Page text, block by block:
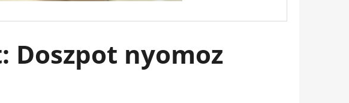
Doszpot nyomoz